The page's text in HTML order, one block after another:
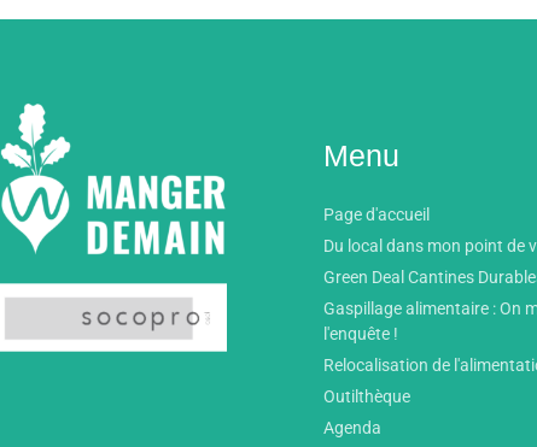
Menu
Page d'accueil
Du local dans mon point de
Green Deal Cantines
Gaspillage alimentaire : On
l'enquête !
Relocalisation de
Outilthèque
Agenda